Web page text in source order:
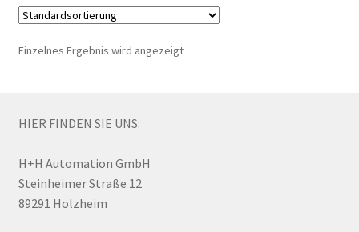
Einzelnes Ergebnis wird angezeigt
HIER FINDEN SIE UNS:
H+H Automation GmbH
Steinheimer Straße 12
89291 Holzheim